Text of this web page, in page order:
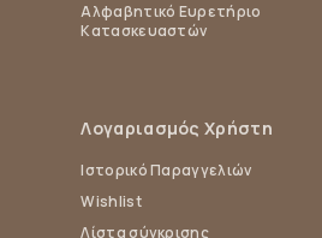
Αλφαβητικό Ευρετήριο
Κατασκευαστών
Λογαριασμός Χρήστη
Ιστορικό Παραγγελιών
Wishlist
Λίστα σύγκρισης